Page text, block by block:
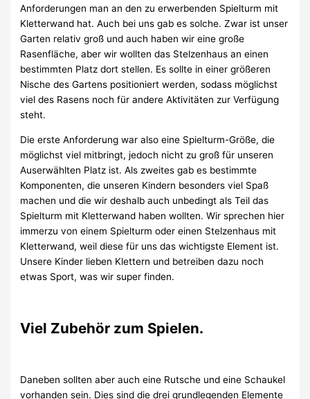
Anforderungen man an den zu erwerbenden Spielturm mit
Kletterwand hat. Auch bei uns gab es solche. Zwar ist unser
Garten relativ groß und auch haben wir eine große
Rasenfläche, aber wir wollten das Stelzenhaus an einen
bestimmten Platz dort stellen. Es sollte in einer größeren
Nische des Gartens positioniert werden, sodass möglichst
viel des Rasens noch für andere Aktivitäten zur Verfügung
steht.
Die erste Anforderung war also eine Spielturm-Größe, die
möglichst viel mitbringt, jedoch nicht zu groß für unseren
Auserwählten Platz ist. Als zweites gab es bestimmte
Komponenten, die unseren Kindern besonders viel Spaß
machen und die wir deshalb auch unbedingt als Teil das
Spielturm mit Kletterwand haben wollten. Wir sprechen hier
immerzu von einem Spielturm oder einen Stelzenhaus mit
Kletterwand, weil diese für uns das wichtigste Element ist.
Unsere Kinder lieben Klettern und betreiben dazu noch
etwas Sport, was wir super finden.
Viel Zubehör zum Spielen.
Daneben sollten aber auch eine Rutsche und eine Schaukel
vorhanden sein. Dies sind die drei grundlegenden Elemente